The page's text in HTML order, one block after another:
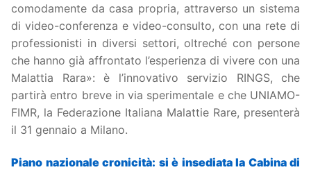
comodamente da casa propria, attraverso un sistema
di video-conferenza e video-consulto, con una rete di
professionisti in diversi settori, oltreché con persone
che hanno già affrontato l’esperienza di vivere con una
Malattia Rara»: è l’innovativo servizio RINGS, che
partirà entro breve in via sperimentale e che UNIAMO-
FIMR, la Federazione Italiana Malattie Rare, presenterà
il 31 gennaio a Milano.
Piano nazionale cronicità: si è insediata la Cabina di